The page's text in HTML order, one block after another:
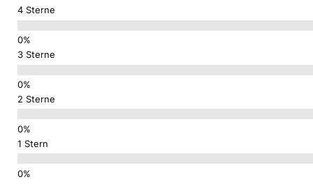
4 Sterne
3 Sterne
2 Sterne
1 Stern